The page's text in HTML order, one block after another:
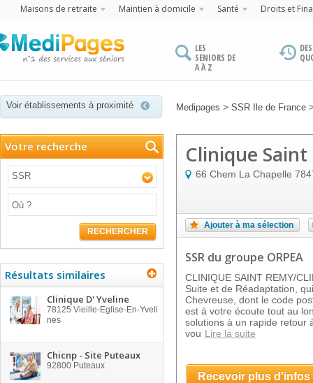
Maisons de retraite Maintien à domicile Santé Droits et
LES
SENIORS DE
A À Z
Voir établissements à proximité Medipages > SSR Ile de France
Votre recherche
SSR
RECHERCHER
Résultats similaires
Clinique D' Yveline
78125 Vieille-Eglise-En-Yveli
nes
Chicnp - Site Puteaux
92800 Puteaux
Clinique
66 Chem La Chapelle
Ajouter à ma sélection
SSR du groupe ORPEA
CLINIQUE SAINT REMY/
Suite et de Réadaptation,
Chevreuse, dont le code
est à votre écoute tout au
solutions à un rapide retour
vou Lire la suite
Recevoir plus d'infos